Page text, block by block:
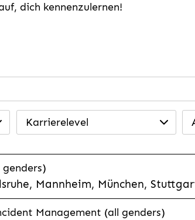
dich kennenzulernen!
Karrierelevel
Mannheim, München,
Management (all genders)